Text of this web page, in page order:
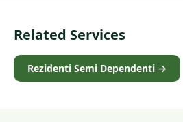
Related Services
Rezidenti Semi Dependenti →